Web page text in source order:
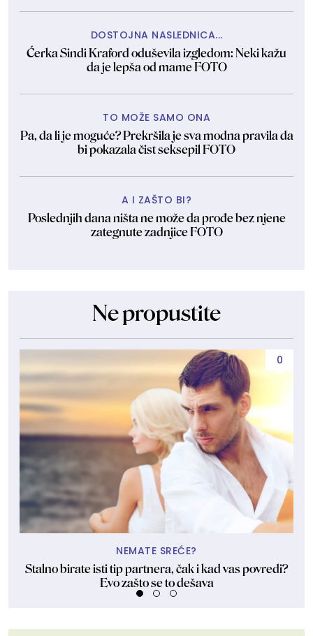
DOSTOJNA NASLEDNICA...
Ćerka Sindi Kraford oduševila izgledom: Neki kažu
da je lepša od mame FOTO
TO MOŽE SAMO ONA
Pa, da li je moguće? Prekršila je sva modna pravila da
bi pokazala čist seksepil FOTO
A I ZAŠTO BI?
Poslednjih dana ništa ne može da prođe bez njene
zategnute zadnjice FOTO
Ne propustite
0
NEMATE SREĆE?
Stalno birate isti tip partnera, čak i kad vas povredi?
Evo zašto se to dešava